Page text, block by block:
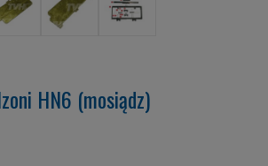
HN6 (mosiądz)